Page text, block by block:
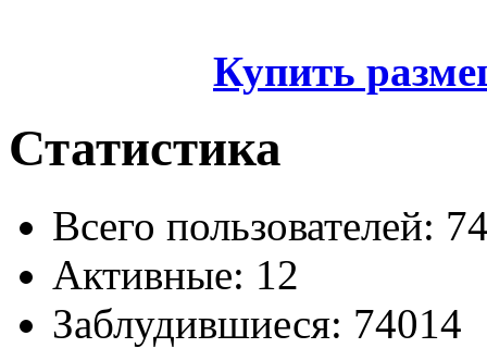
Купить
Статистика
Всего пользователей:
Активные: 12
Заблудившиеся: 74014